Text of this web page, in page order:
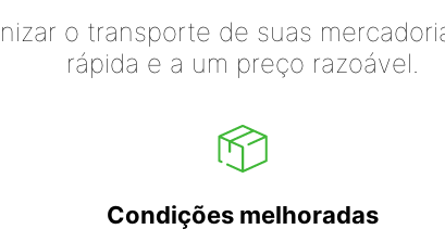
o transporte de suas
rápida e a um preço razoável.
Condições melhoradas